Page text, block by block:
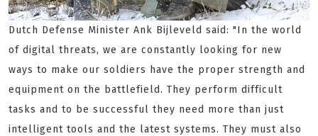
Dutch Defense Minister Ank Bijleveld said: "In the world
of digital threats, we are constantly looking for new
ways to make our soldiers have the proper strength and
equipment on the battlefield. They perform difficult
tasks and to be successful they need more than just
intelligent tools and the latest systems. They must also